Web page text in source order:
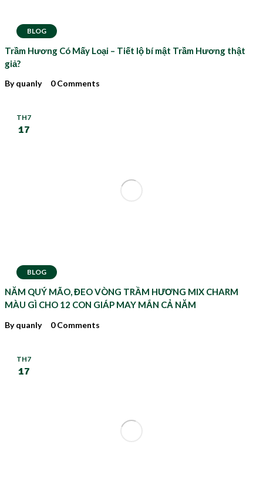
BLOG
Trầm Hương Có Mấy Loại – Tiết lộ bí mật Trầm Hương thật
giả?
By quanly 0 Comments
BLOG
TH7
17
NĂM QUÝ MÃO, ĐEO VÒNG TRẦM HƯƠNG MIX CHARM
MÀU GÌ CHO 12 CON GIÁP MAY MẮN CẢ NĂM
By quanly 0 Comments
TH7
17